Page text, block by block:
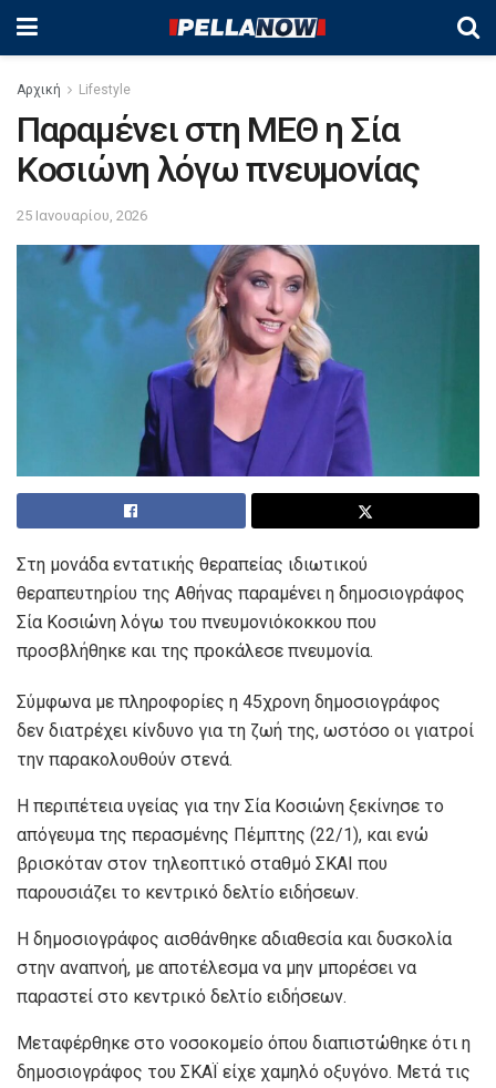
Αρχική Lifestyle
Παραμένει στη ΜΕΘ η Σία
Κοσιώνη λόγω πνευμονίας
25 Ιανουαρίου, 2026
Στη μονάδα εντατικής θεραπείας ιδιωτικού
θεραπευτηρίου της Αθήνας παραμένει η δημοσιογράφος
Σία Κοσιώνη λόγω του πνευμονιόκοκκου που
προσβλήθηκε και της προκάλεσε πνευμονία.
Σύμφωνα με πληροφορίες η 45χρονη δημοσιογράφος
δεν διατρέχει κίνδυνο για τη ζωή της, ωστόσο οι γιατροί
την παρακολουθούν στενά.
Η περιπέτεια υγείας για την Σία Κοσιώνη ξεκίνησε το
απόγευμα της περασμένης Πέμπτης (22/1), και ενώ
βρισκόταν στον τηλεοπτικό σταθμό ΣΚΑΙ που
παρουσιάζει το κεντρικό δελτίο ειδήσεων.
Η δημοσιογράφος αισθάνθηκε αδιαθεσία και δυσκολία
στην αναπνοή, με αποτέλεσμα να μην μπορέσει να
παραστεί στο κεντρικό δελτίο ειδήσεων.
Μεταφέρθηκε στο νοσοκομείο όπου διαπιστώθηκε ότι η
δημοσιογράφος του ΣΚΑΪ είχε χαμηλό οξυγόνο. Μετά τις